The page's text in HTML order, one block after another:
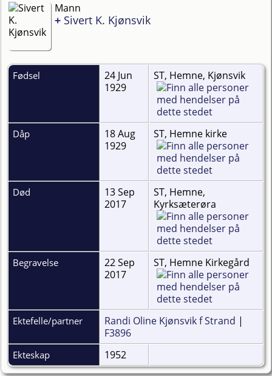
Mann
+ Sivert K. Kjønsvik
Fødsel
24 Jun
1929
ST, Hemne, Kjønsvik
Dåp
18 Aug
1929
ST, Hemne kirke
Død
13 Sep
2017
ST, Hemne,
Kyrksæterøra
Begravelse
22 Sep
2017
ST, Hemne Kirkegård
Ektefelle/partner Randi Oline Kjønsvik f Strand |
F3896
Ekteskap 1952